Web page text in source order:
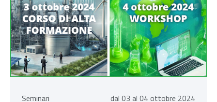
Seminari dal 03 al 04 ottobre 2024
dal 03 al 04 ottobre 2024